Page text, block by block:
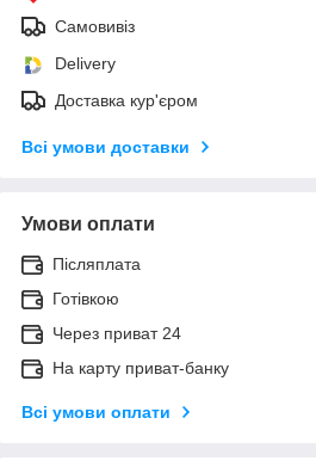
Самовивіз
Delivery
Доставка кур'єром
Всі умови доставки
Умови оплати
Післяплата
Готівкою
Через приват 24
На карту приват-банку
Всі умови оплати